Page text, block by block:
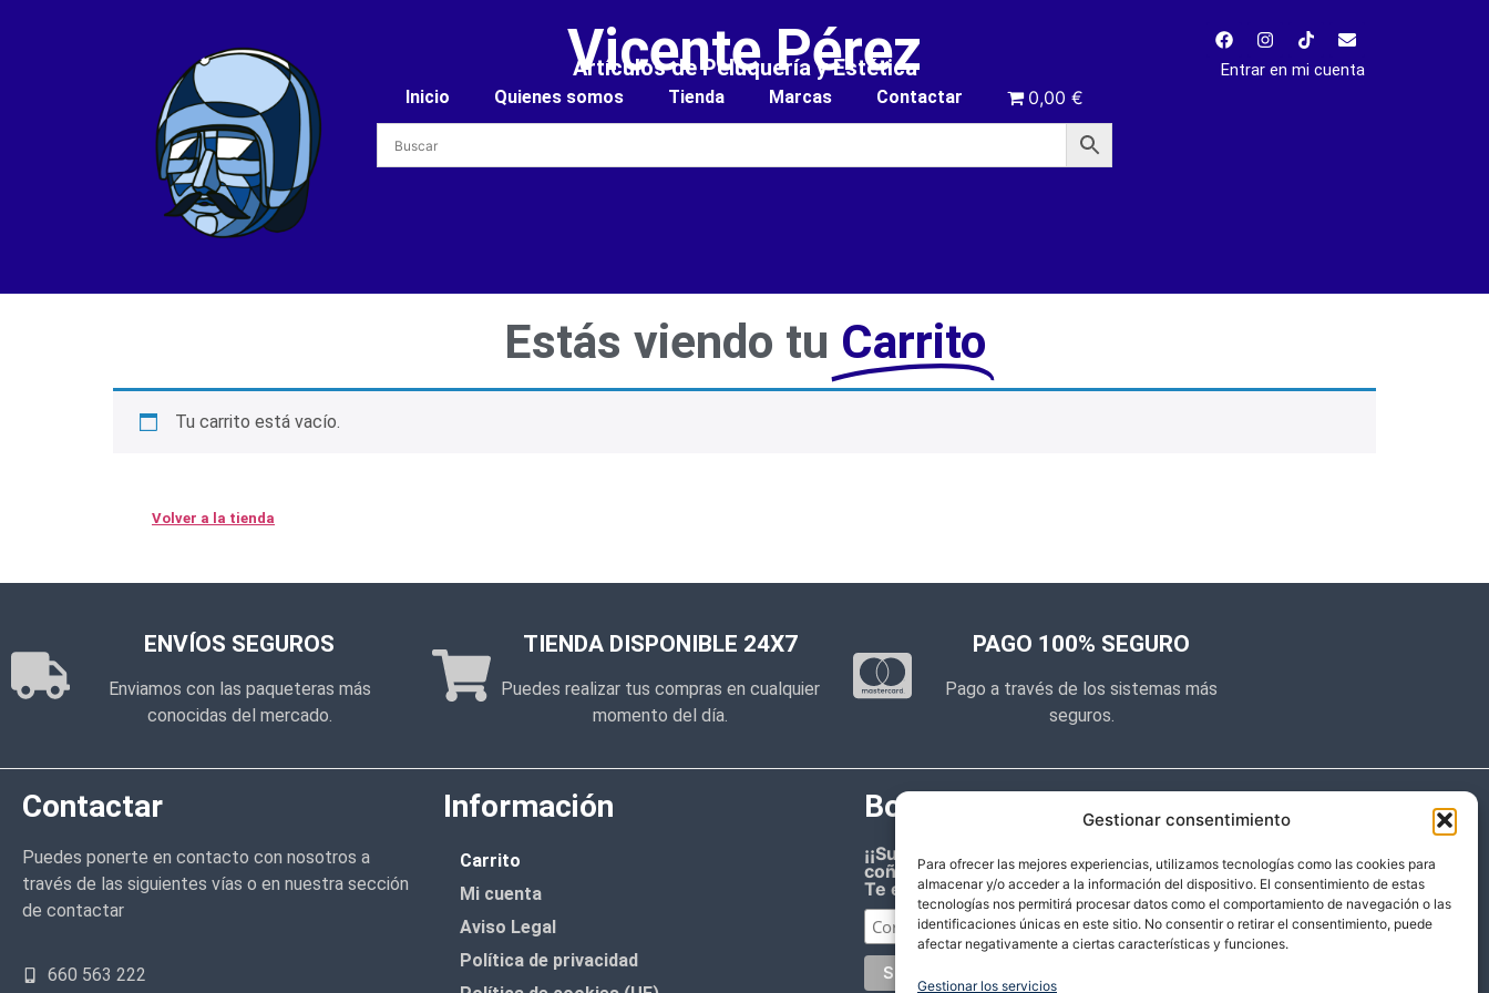
Gestionar consentimiento
Para ofrecer las mejores experiencias, utilizamos tecnologías como las cookies para
almacenar y/o acceder a la información del dispositivo. El consentimiento de estas
tecnologías nos permitirá procesar datos como el comportamiento de navegación o las
identificaciones únicas en este sitio. No consentir o retirar el consentimiento, puede
afectar negativamente a ciertas características y funciones.
Gestionar los servicios
Vicente Pérez
Artículos de Peluquería y Estética
Inicio Quienes somos Tienda Marcas Contactar 0,00 €
Entrar en mi cuenta
Estás viendo tu Carrito
Tu carrito está vacío.
Volver a la tienda
ENVÍOS SEGUROS
Enviamos con las paqueteras más
conocidas del mercado.
TIENDA DISPONIBLE 24X7
Puedes realizar tus compras en cualquier
momento del día.
PAGO 100% SEGURO
Pago a través de los sistemas más
seguros.
Contactar
Puedes ponerte en contacto con nosotros a
través de las siguientes vías o en nuestra sección
de contactar
660 563 222
Información
Carrito
Mi cuenta
Aviso Legal
Política de privacidad
Boletín de noticias
¡¡Suscríbete y prometemos no dar mucho el
coñazo.!!
Te enviaremos sólo cosas importantes.